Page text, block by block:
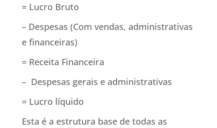
= Lucro Bruto
– Despesas (Com vendas, administrativas
e financeiras)
= Receita Financeira
– Despesas gerais e administrativas
= Lucro líquido
Esta é a estrutura base de todas as